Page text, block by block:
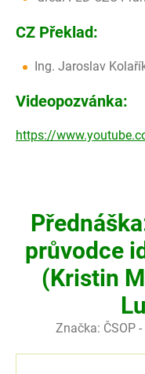
průvodce
(Kristin
Značka: ČSOP
CZ Překlad:
Ing. Jaroslav
Videopozvánka:
https://